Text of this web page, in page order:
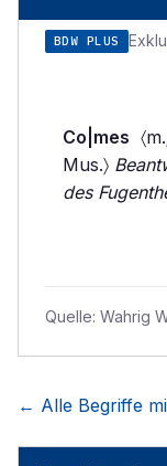
BDW PLUS
Co|mes
Mus.〉
des
Quelle: Wahrig
← Alle Begriffe